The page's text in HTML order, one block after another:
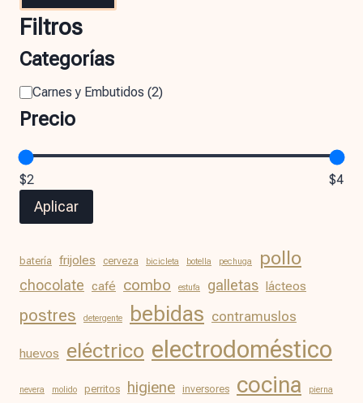
Filtros
Categorías
Carnes y Embutidos (2)
Precio
$2 $4
Aplicar
batería frijoles cerveza bicicleta botella pechuga pollo
chocolate café combo estufa galletas lácteos
postres detergente bebidas contramuslos
huevos eléctrico electrodoméstico
nevera molido perritos higiene inversores cocina pierna